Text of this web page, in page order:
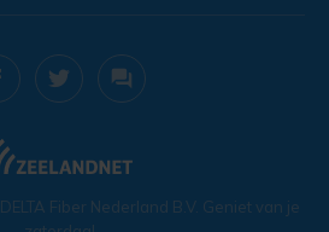
DELTA Fiber Nederland B.V. Geniet van je